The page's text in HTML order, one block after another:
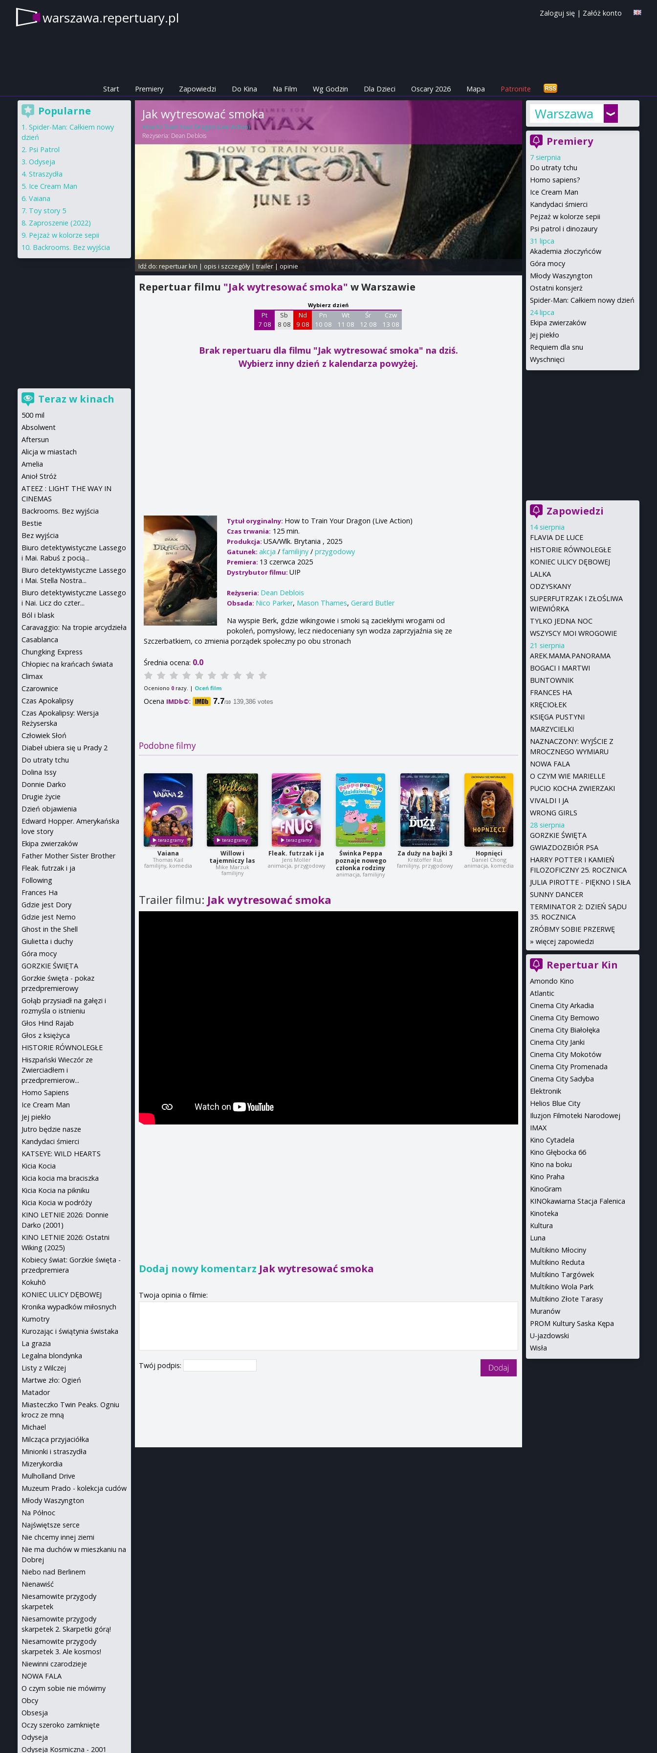
warszawa.repertuary.pl Zaloguj się | Załóż konto
Start Premiery Zapowiedzi Do Kina Na Film Wg Godzin Dla Dzieci Oscary 2026 Mapa Patronite
Jak wytresować smoka
How to Train Your Dragon (Live Action)
Reżyseria: Dean Deblois
Idź do: repertuar kin | opis i szczegóły| trailer| opinie
Repertuar filmu "Jak wytresować smoka"w Warszawie
Wybierz dzień
Pt
7 08
Sb
8 08
Nd
9 08
Pn
10 08
Wt
11 08
Śr
12 08
Czw
13 08
Brak repertuaru dla filmu "Jak wytresować smoka" na dziś.
Wybierz inny dzień z kalendarza powyżej.
Tytuł oryginalny: How to Train Your Dragon (Live Action)
Czas trwania: 125 min.
Produkcja:USA/Wlk. Brytania , 2025
Gatunek:akcja /familijny /przygodowy
Premiera: 13 czerwca 2025
Dystrybutor filmu:UIP
Reżyseria: Dean Deblois
Obsada: Nico Parker, Mason Thames,Gerard Butler
Na wyspie Berk, gdzie wikingowie i smoki są zaciekłymi wrogami od
pokoleń, pomysłowy, lecz niedoceniany syn wodza zaprzyjaźnia się ze
Szczerbatkiem, co zmienia porządek społeczny po obu stronach
Średnia ocena: 0.0
Oceniono 0 razy. | Oceń film
Ocena IMDb©: 7.7/10 139,386 votes
Podobne filmy
Vaiana
Thomas Kail
familijny, komedia
Willow i
tajemniczy las
Mike Marzuk
familijny
Fleak. futrzak i ja
Jens Moller
animacja, przygodowy
Świnka Peppa
poznaje nowego
członka rodziny
animacja, familijny
Za duży na bajki 3
Kristoffer Rus
familijny, przygodowy
Hopnięci
Daniel Chong
animacja, komedia
Trailer filmu: Jak wytresować smoka
Dodaj nowy komentarz Jak wytresować smoka
Twoja opinia o filmie:
Twój podpis:
Warszawa
Premiery
7 sierpnia
Do utraty tchu
Homo sapiens?
Ice Cream Man
Kandydaci śmierci
Pejzaż w kolorze sepii
Psi patrol i dinozaury
31 lipca
Akademia złoczyńców
Góra mocy
Młody Waszyngton
Ostatni konsjerż
Spider-Man: Całkiem nowy dzień
24 lipca
Ekipa zwierzaków
Jej piekło
Requiem dla snu
Wyschnięci
Zapowiedzi
14 sierpnia
FLAVIA DE LUCE
HISTORIE RÓWNOLEGŁE
KONIEC ULICY DĘBOWEJ
LALKA
ODZYSKANY
SUPERFUTRZAK I ZŁOŚLIWA
WIEWIÓRKA
TYLKO JEDNA NOC
WSZYSCY MOI WROGOWIE
21 sierpnia
AREK.MAMA.PANORAMA
BOGACI I MARTWI
BUNTOWNIK
FRANCES HA
KRĘCIOŁEK
KSIĘGA PUSTYNI
MARZYCIELKI
NAZNACZONY: WYJŚCIE Z
MROCZNEGO WYMIARU
NOWA FALA
O CZYM WIE MARIELLE
PUCIO KOCHA ZWIERZAKI
VIVALDI I JA
WRONG GIRLS
28 sierpnia
GORZKIE ŚWIĘTA
GWIAZDOZBIÓR PSA
HARRY POTTER I KAMIEŃ
FILOZOFICZNY 25. ROCZNICA
JULIA PIROTTE - PIĘKNO I SIŁA
SUNNY DANCER
TERMINATOR 2: DZIEŃ SĄDU
35. ROCZNICA
ZRÓBMY SOBIE PRZERWĘ
» więcej zapowiedzi
Repertuar Kin
Amondo Kino
Atlantic
Cinema City Arkadia
Cinema City Bemowo
Cinema City Białołęka
Cinema City Janki
Cinema City Mokotów
Cinema City Promenada
Cinema City Sadyba
Elektronik
Helios Blue City
Iluzjon Filmoteki Narodowej
IMAX
Kino Cytadela
Kino Głębocka 66
Kino na boku
Kino Praha
KinoGram
KINOkawiarna Stacja Falenica
Kinoteka
Kultura
Luna
Multikino Młociny
Multikino Reduta
Multikino Targówek
Multikino Wola Park
Multikino Złote Tarasy
Muranów
PROM Kultury Saska Kępa
U-jazdowski
Wisła
Popularne
Spider-Man: Całkiem nowy
dzień
Psi Patrol
Odyseja
Straszydła
Ice Cream Man
Vaiana
Toy story 5
Zaproszenie (2022)
Pejzaż w kolorze sepii
Backrooms. Bez wyjścia
Teraz w kinach
500 mil
Absolwent
Aftersun
Alicja w miastach
Amelia
Anioł Stróż
ATEEZ : LIGHT THE WAY IN
CINEMAS
Backrooms. Bez wyjścia
Bestie
Bez wyjścia
Biuro detektywistyczne Lassego
i Mai. Rabuś z pocią...
Biuro detektywistyczne Lassego
i Mai. Stella Nostra...
Biuro detektywistyczne Lassego
i Nai. Licz do czter...
Ból i blask
Caravaggio: Na tropie arcydzieła
Casablanca
Chungking Express
Chłopiec na krańcach świata
Climax
Czarownice
Czas Apokalipsy
Czas Apokalipsy: Wersja
Reżyserska
Człowiek Słoń
Diabeł ubiera się u Prady 2
Do utraty tchu
Dolina Issy
Donnie Darko
Drugie życie
Dzień objawienia
Edward Hopper. Amerykańska
love story
Ekipa zwierzaków
Father Mother Sister Brother
Fleak. futrzak i ja
Following
Frances Ha
Gdzie jest Dory
Gdzie jest Nemo
Ghost in the Shell
Giulietta i duchy
Góra mocy
GORZKIE ŚWIĘTA
Gorzkie święta - pokaz
przedpremierowy
Gołąb przysiadł na gałęzi i
rozmyśla o istnieniu
Głos Hind Rajab
Głos z księżyca
HISTORIE RÓWNOLEGŁE
Hiszpański Wieczór ze
Zwierciadłem i
przedpremierow...
Homo Sapiens
Ice Cream Man
Jej piekło
Jutro będzie nasze
Kandydaci śmierci
KATSEYE: WILD HEARTS
Kicia Kocia
Kicia kocia ma braciszka
Kicia Kocia na pikniku
Kicia Kocia w podróży
KINO LETNIE 2026: Donnie
Darko (2001)
KINO LETNIE 2026: Ostatni
Wiking (2025)
Kobiecy świat: Gorzkie święta -
przedpremiera
Kokuhō
KONIEC ULICY DĘBOWEJ
Kronika wypadków miłosnych
Kumotry
Kurozając i świątynia świstaka
La grazia
Legalna blondynka
Listy z Wilczej
Martwe zło: Ogień
Matador
Miasteczko Twin Peaks. Ogniu
krocz ze mną
Michael
Milcząca przyjaciółka
Minionki i straszydła
Mizerykordia
Mulholland Drive
Muzeum Prado - kolekcja cudów
Młody Waszyngton
Na Północ
Najświętsze serce
Nie chcemy innej ziemi
Nie ma duchów w mieszkaniu na
Dobrej
Niebo nad Berlinem
Nienawiść
Niesamowite przygody
skarpetek
Niesamowite przygody
skarpetek 2. Skarpetki górą!
Niesamowite przygody
skarpetek 3. Ale kosmos!
Niewinni czarodzieje
NOWA FALA
O czym sobie nie mówimy
Obcy
Obsesja
Oczy szeroko zamknięte
Odyseja
Odyseja Kosmiczna - 2001